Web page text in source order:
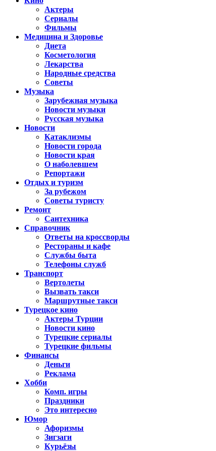
Актеры
Сериалы
Фильмы
Медицина и Здоровье
Диета
Косметология
Лекарства
Народные средства
Советы
Музыка
Зарубежная музыка
Новости музыки
Русская музыка
Новости
Катаклизмы
Новости города
Новости края
О наболевшем
Репортажи
Отдых и туризм
За рубежом
Советы туристу
Ремонт
Сантехника
Справочник
Ответы на кроссворды
Рестораны и кафе
Службы быта
Телефоны служб
Транспорт
Вертолеты
Вызвать такси
Маршрутные такси
Турецкое кино
Актеры Турции
Новости кино
Турецкие сериалы
Турецкие фильмы
Финансы
Деньги
Реклама
Хобби
Комп. игры
Праздники
Это интересно
Юмор
Афоризмы
Зигзаги
Курьёзы